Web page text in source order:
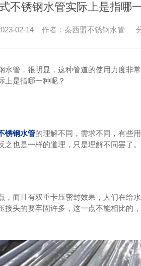
不锈钢水管实际上是指哪
02-14 作者：秦西盟不锈钢水管
管，很明显，这种管道的使用力度非
上是指哪一种呢？
锈钢水管的理解不同，需求不同，有些
也是一样的道理，只是理解不同罢了。
，而且有双重卡压密封效果，人们在给
接头的要牢固许多，这一点不能相比的